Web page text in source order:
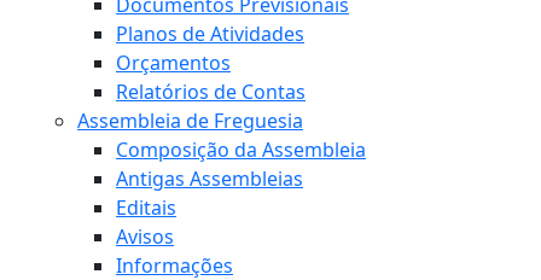
Documentos Previsionais
Planos de Atividades
Orçamentos
Relatórios de Contas
Assembleia de Freguesia
Composição da Assembleia
Antigas Assembleias
Editais
Avisos
Informações